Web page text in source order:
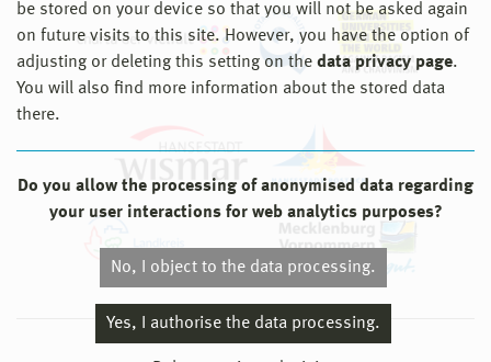
be stored on your device so that you will not be asked again
on future visits to this site. However, you have the option of
adjusting or deleting this setting on the data privacy page.
You will also find more information about the stored data
there.
Do you allow the processing of anonymised data regarding
your user interactions for web analytics purposes?
No, I object to the data processing.
Yes, I authorise the data processing.
© 2026 Hochschule Wismar